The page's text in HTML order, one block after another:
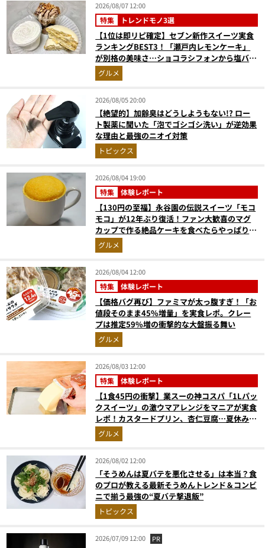
2026/08/07 12:00
特集 トレンドモノ3選
【1位は即リピ確定】セブン新作スイーツ実食
ランキングBEST3！「瀬戸内レモンケーキ」
が別格の美味さ…ショコラシフォンから塩バニ
ラプリンまで本気レビュー
グルメ
2026/08/05 20:00
【絶望的】加齢臭はどうしようもない!? ロー
ト製薬に聞いた「泡でゴシゴシ洗い」が逆効果
な理由と最強のニオイ対策
トピックス
2026/08/04 19:00
特集 体験レポート
【130円の至福】永谷園の伝説スイーツ「モコ
モコ」が12年ぶり復活！ファン大歓喜のマグ
カップで作る絶品ケーキを食べたらやっぱり最
高にウマかった
グルメ
2026/08/04 12:00
特集 体験レポート
【価格バグ再び】ファミマが太っ腹すぎ！「お
値段そのまま45%増量」を実食レポ。クレー
プは推定59%増の衝撃的な大盤振る舞い
グルメ
2026/08/03 12:00
特集 体験レポート
【1食45円の衝撃】業スーの神コスパ「1Lパッ
クスイーツ」の激ウマアレンジをマニアが実食
レポ！カスタードプリン、杏仁豆腐…夏休みの
おやつに最強すぎた
グルメ
2026/08/02 12:00
「そうめんは夏バテを悪化させる」は本当？食
のプロが教える最新そうめんトレンド＆コンビ
ニで揃う最強の“夏バテ撃退飯”
トピックス
2026/07/09 12:00 PR